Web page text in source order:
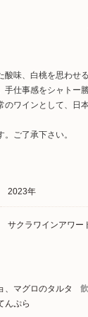
味、白桃を思わ
手仕事感をシャト
ワインとして、日
ご了承下さい。
2023年
サクラワインアワー
、マグロのタルタ
んぷら